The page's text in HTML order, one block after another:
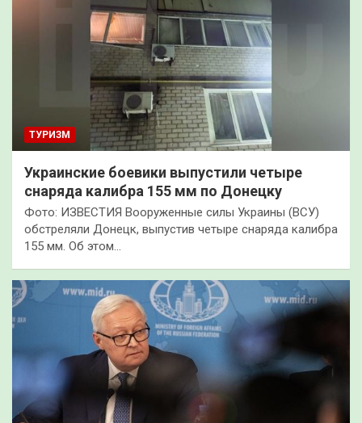
ТУРИЗМ
Украинские боевики выпустили четыре
снаряда калибра 155 мм по Донецку
Фото: ИЗВЕСТИЯ Вооруженные силы Украины (ВСУ)
обстреляли Донецк, выпустив четыре снаряда калибра
155 мм. Об этом…